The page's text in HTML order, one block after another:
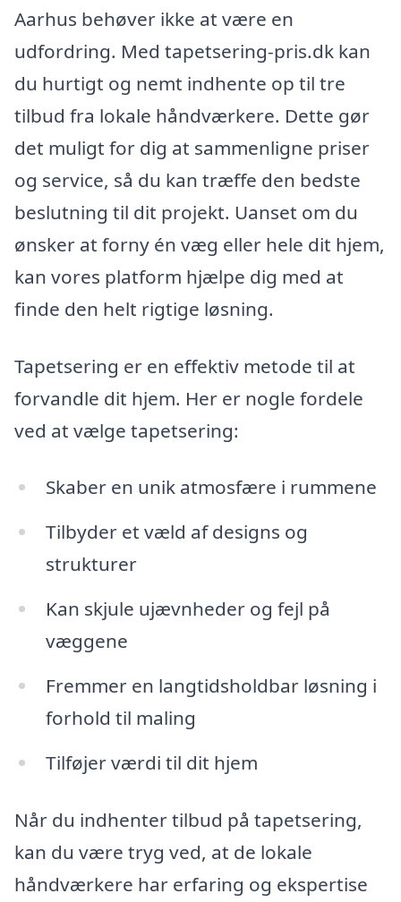
Aarhus behøver ikke at være en
udfordring. Med tapetsering-pris.dk kan
du hurtigt og nemt indhente op til tre
tilbud fra lokale håndværkere. Dette gør
det muligt for dig at sammenligne priser
og service, så du kan træffe den bedste
beslutning til dit projekt. Uanset om du
ønsker at forny én væg eller hele dit hjem,
kan vores platform hjælpe dig med at
finde den helt rigtige løsning.
Tapetsering er en effektiv metode til at
forvandle dit hjem. Her er nogle fordele
ved at vælge tapetsering:
Skaber en unik atmosfære i rummene
Tilbyder et væld af designs og
strukturer
Kan skjule ujævnheder og fejl på
væggene
Fremmer en langtidsholdbar løsning i
forhold til maling
Tilføjer værdi til dit hjem
Når du indhenter tilbud på tapetsering,
kan du være tryg ved, at de lokale
håndværkere har erfaring og ekspertise